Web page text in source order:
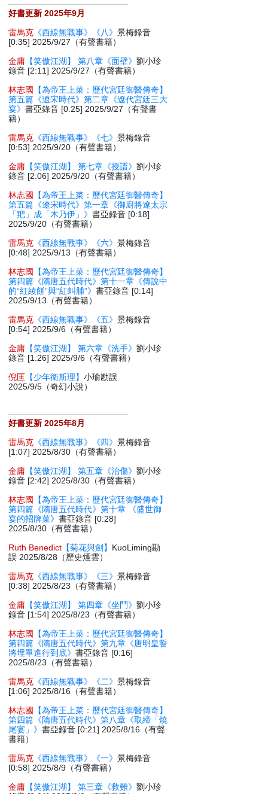
好書更新 2025年9月
雷馬克 《西線無戰事》《八》景梅錄音
[0:35] 2025/9/27（有聲書籍）
金庸 【笑傲江湖】 第八章《面壁》劉小珍
錄音 [2:11] 2025/9/27（有聲書籍）
林志國
【為帝王上菜：歷代宮廷御醫傳奇】
第五篇《遼宋時代》第二章《遼代宮廷三大
宴》書亞錄音 [0:25] 2025/9/27（有聲書
籍）
雷馬克 《西線無戰事》《七》景梅錄音
[0:53] 2025/9/20（有聲書籍）
金庸 【笑傲江湖】 第七章《授譜》劉小珍
錄音 [2:06] 2025/9/20（有聲書籍）
林志國
【為帝王上菜：歷代宮廷御醫傳奇】
第五篇《遼宋時代》第一章《御廚將遼太宗
「羓」成「木乃伊」》書亞錄音 [0:18]
2025/9/20（有聲書籍）
雷馬克 《西線無戰事》《六》景梅錄音
[0:48] 2025/9/13（有聲書籍）
林志國
【為帝王上菜：歷代宮廷御醫傳奇】
第四篇《隋唐五代時代》第十一章《傳說中
的“紅綾餅”與“紅虯脯”》書亞錄音 [0:14]
2025/9/13（有聲書籍）
雷馬克 《西線無戰事》《五》景梅錄音
[0:54] 2025/9/6（有聲書籍）
金庸 【笑傲江湖】 第六章《洗手》劉小珍
錄音 [1:26] 2025/9/6（有聲書籍）
倪匡 【少年衛斯理】小瑜勘誤
2025/9/5（奇幻小說）
好書更新 2025年8月
雷馬克 《西線無戰事》《四》景梅錄音
[1:07] 2025/8/30（有聲書籍）
金庸 【笑傲江湖】 第五章《治傷》劉小珍
錄音 [2:42] 2025/8/30（有聲書籍）
林志國
【為帝王上菜：歷代宮廷御醫傳奇】
第四篇《隋唐五代時代》第十章 《盛世御
宴的招牌菜》書亞錄音 [0:28]
2025/8/30（有聲書籍）
Ruth Benedict 【菊花與劍】 KuoLiming勘
誤 2025/8/28（歷史煙雲）
雷馬克 《西線無戰事》《三》景梅錄音
[0:38] 2025/8/23（有聲書籍）
金庸 【笑傲江湖】 第四章《坐鬥》劉小珍
錄音 [1:54] 2025/8/23（有聲書籍）
林志國
【為帝王上菜：歷代宮廷御醫傳奇】
第四篇《隋唐五代時代》第九章《唐明皇誓
將埋單進行到底》書亞錄音 [0:16]
2025/8/23（有聲書籍）
雷馬克 《西線無戰事》《二》景梅錄音
[1:06] 2025/8/16（有聲書籍）
林志國
【為帝王上菜：歷代宮廷御醫傳奇】
第四篇《隋唐五代時代》第八章《取締「燒
尾宴」》書亞錄音 [0:21] 2025/8/16（有聲
書籍）
雷馬克 《西線無戰事》《一》景梅錄音
[0:58] 2025/8/9（有聲書籍）
金庸 【笑傲江湖】 第三章《救難》劉小珍